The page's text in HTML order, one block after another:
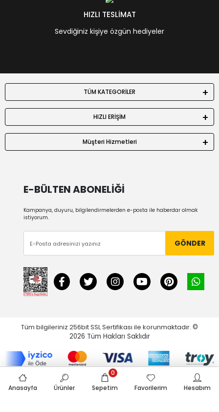
HIZLI TESLİMAT
Sevdiğiniz kişiye özgün hediyeler
TÜM KATEGORİLER
HIZLI ERİŞİM
Müşteri Hizmetleri
E-BÜLTEN ABONELİĞİ
Kampanya, duyuru, bilgilendirmelerden e-posta ile haberdar olmak
istiyorum.
GÖNDER
Tüm bilgileriniz 256bit SSL Sertifikası ile korunmaktadır. ©
2026 Tüm Hakları Saklıdır
Anasayfa Ürünler Sepetim
0
Favorilerim
Hesabım